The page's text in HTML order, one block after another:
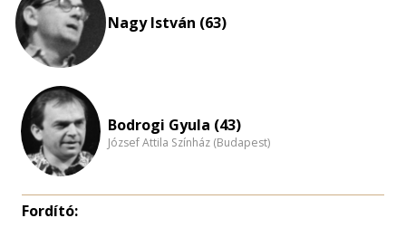
Nagy István (63)
Bodrogi Gyula (43)
József Attila Színház (Budapest)
Fordító: